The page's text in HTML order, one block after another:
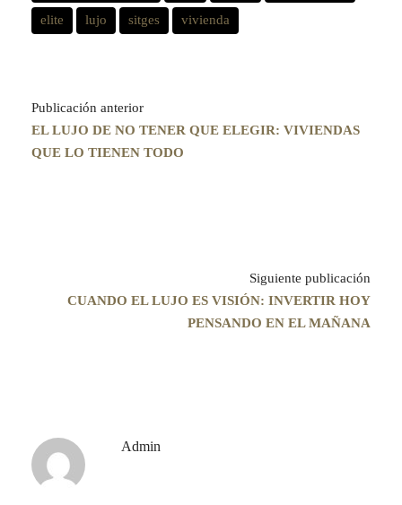
elite lujo sitges vivienda
Publicación anterior
EL LUJO DE NO TENER QUE ELEGIR: VIVIENDAS
QUE LO TIENEN TODO
Siguiente publicación
CUANDO EL LUJO ES VISIÓN: INVERTIR HOY
PENSANDO EN EL MAÑANA
Admin